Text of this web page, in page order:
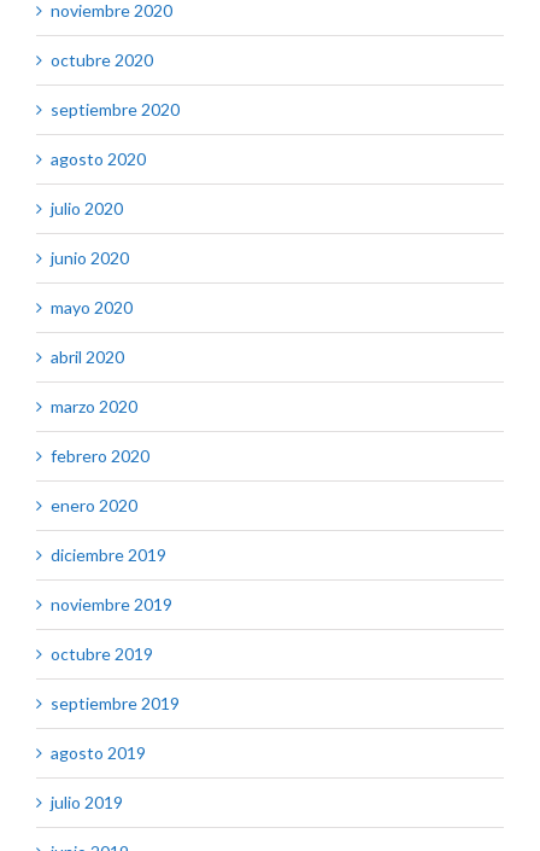
noviembre 2020
octubre 2020
septiembre 2020
agosto 2020
julio 2020
junio 2020
mayo 2020
abril 2020
marzo 2020
febrero 2020
enero 2020
diciembre 2019
noviembre 2019
octubre 2019
septiembre 2019
agosto 2019
julio 2019